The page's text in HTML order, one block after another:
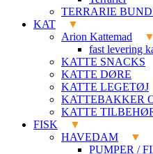
TERRARIE
KAT
Arion Kattemad
fast levering
KATTE SNACKS
KATTE DØRE
KATTE LEGETØJ
KATTEBAKKER
KATTE
FISK
HAVEDAM
PUMPER /